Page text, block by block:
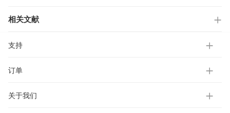
相关文献
支持
订单
关于我们